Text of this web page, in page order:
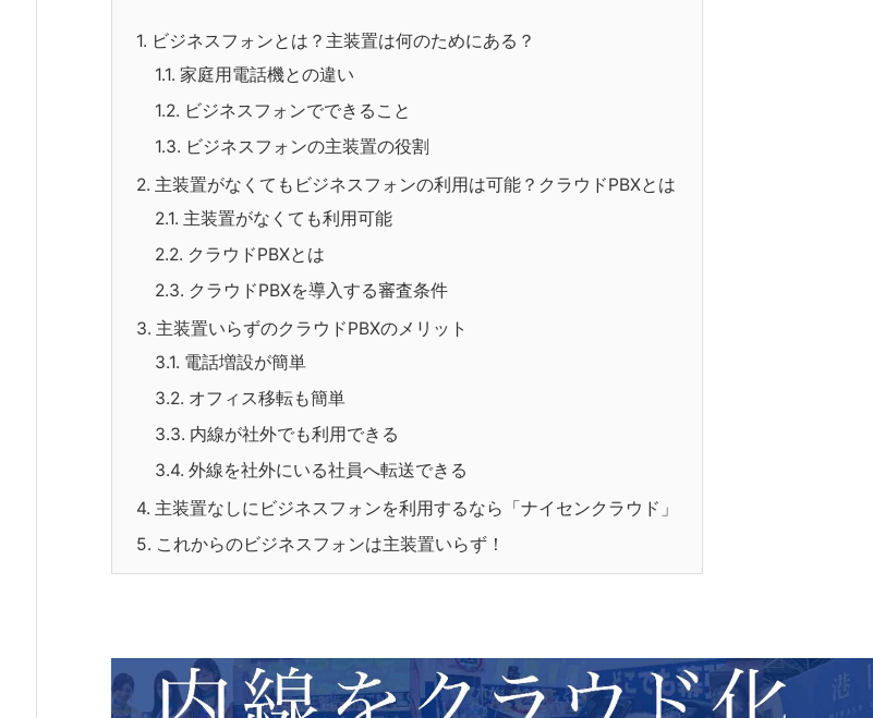
1. ビジネスフォンとは？主装置は何のためにある？
1.1. 家庭用電話機との違い
1.2. ビジネスフォンでできること
1.3. ビジネスフォンの主装置の役割
2. 主装置がなくてもビジネスフォンの利用は可能？クラウドPBXとは
2.1. 主装置がなくても利用可能
2.2. クラウドPBXとは
2.3. クラウドPBXを導入する審査条件
3. 主装置いらずのクラウドPBXのメリット
3.1. 電話増設が簡単
3.2. オフィス移転も簡単
3.3. 内線が社外でも利用できる
3.4. 外線を社外にいる社員へ転送できる
4. 主装置なしにビジネスフォンを利用するなら「ナイセンクラウド」
5. これからのビジネスフォンは主装置いらず！